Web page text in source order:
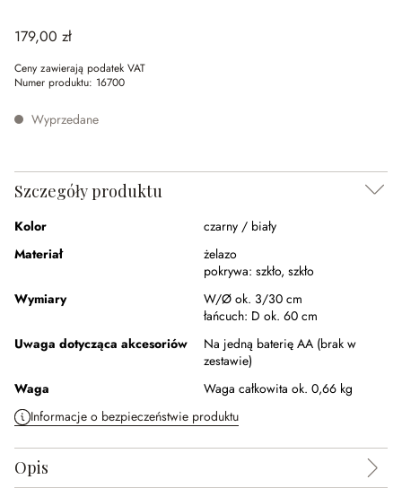
179,00 zł
Ceny zawierają podatek VAT
Numer produktu: 16700
Wyprzedane
Szczegóły produktu
Kolor
czarny / biały
Materiał
żelazo
pokrywa: szkło, szkło
Wymiary
W/Ø ok. 3/30 cm
łańcuch: D ok. 60 cm
Uwaga dotycząca akcesoriów
Na jedną baterię AA (brak w
zestawie)
Waga
Waga całkowita ok. 0,66 kg
Informacje o bezpieczeństwie produktu
Opis